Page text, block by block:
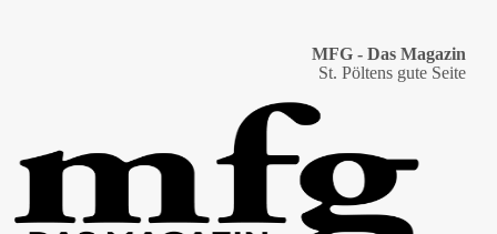
MFG - Das Magazin
St. Pöltens gute Seite